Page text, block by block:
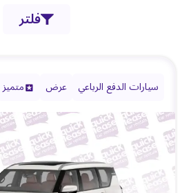
فلتر
سيارات الدفع الرباعي عرض متميز